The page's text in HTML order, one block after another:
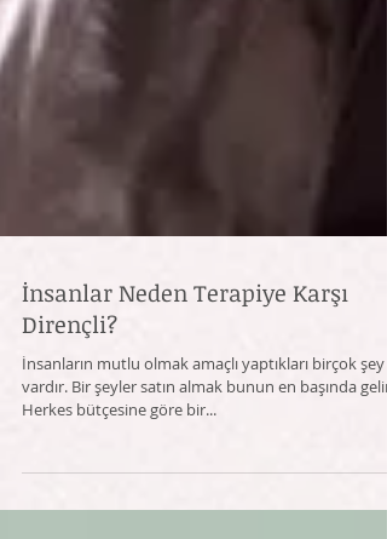
İnsanlar Neden Terapiye Karşı
Dirençli?
İnsanların mutlu​ olmak amaçlı yaptıkları birçok şey